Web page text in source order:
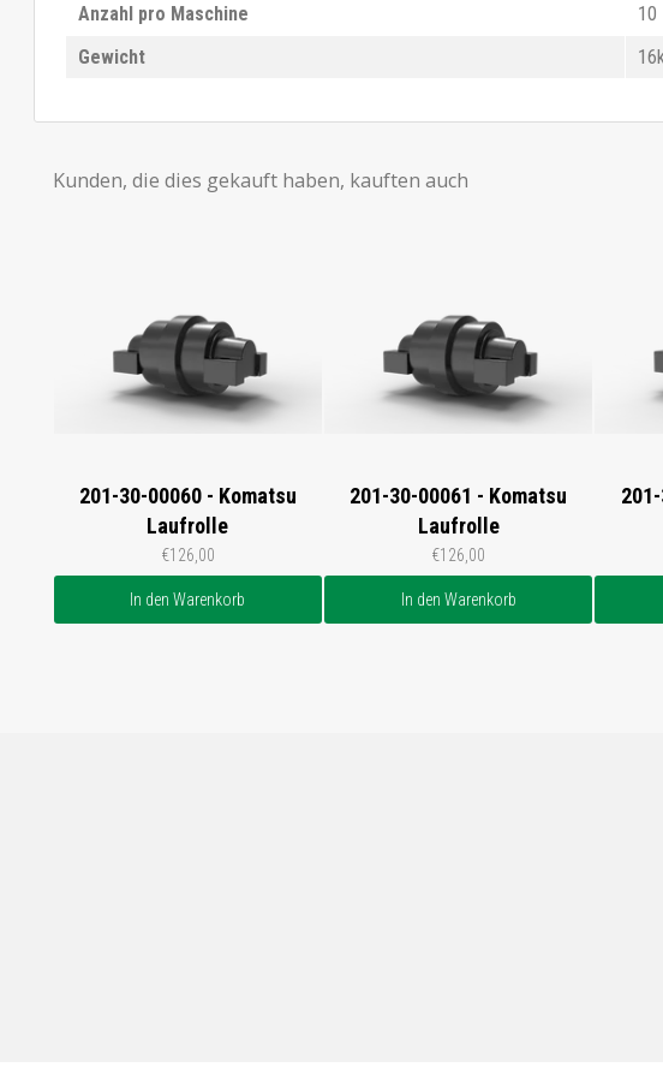
Anzahl pro Maschine
10
Gewicht
Kunden, die dies gekauft haben, kauften auch
201-30-00060 - Komatsu
Laufrolle
€126,00
In den Warenkorb
201-30-00061 - Komatsu
Laufrolle
€126,00
In den Warenkorb